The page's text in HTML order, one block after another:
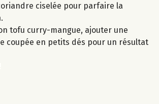
ciselée pour parfaire la
tofu curry-mangue, ajouter une
coupée en petits dés pour un résultat